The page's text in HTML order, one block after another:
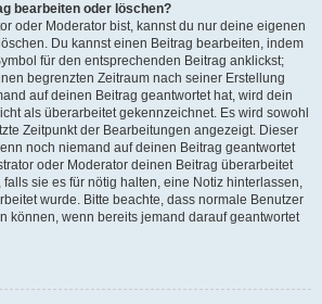
bearbeiten oder löschen?
oder Moderator bist, kannst du nur deine eigenen
Du kannst einen Beitrag bearbeiten, indem
für den entsprechenden Beitrag anklickst;
begrenzten Zeitraum nach seiner Erstellung
auf deinen Beitrag geantwortet hat, wird dein
als überarbeitet gekennzeichnet. Es wird sowohl
Zeitpunkt der Bearbeitungen angezeigt. Dieser
noch niemand auf deinen Beitrag geantwortet
oder Moderator deinen Beitrag überarbeitet
sie es für nötig halten, eine Notiz hinterlassen,
wurde. Bitte beachte, dass normale Benutzer
können, wenn bereits jemand darauf geantwortet